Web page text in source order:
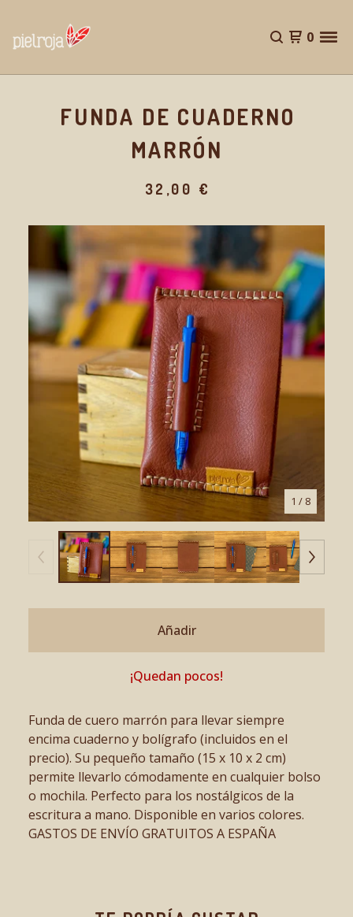
0
FUNDA DE CUADERNO
MARRÓN
32,00 €
1 / 8
Añadir
¡Quedan pocos!
Funda de cuero marrón para llevar siempre
encima cuaderno y bolígrafo (incluidos en el
precio). Su pequeño tamaño (15 x 10 x 2 cm)
permite llevarlo cómodamente en cualquier bolso
o mochila. Perfecto para los nostálgicos de la
escritura a mano. Disponible en varios colores.
GASTOS DE ENVÍO GRATUITOS A ESPAÑA